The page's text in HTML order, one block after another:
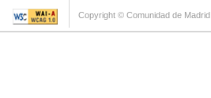
Copyright © Comunidad de Madrid.